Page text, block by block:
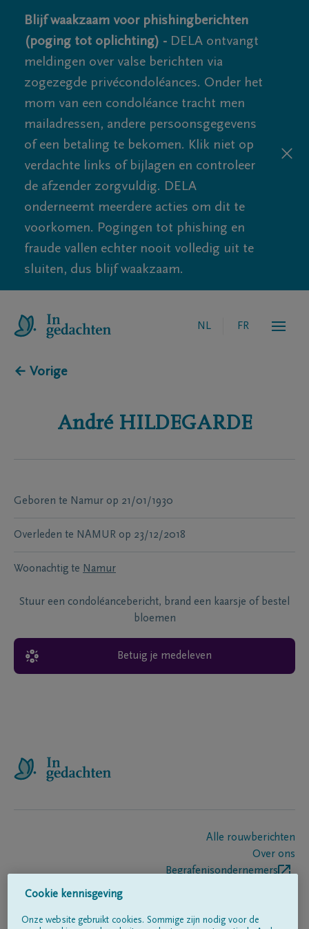
Blijf waakzaam voor phishingberichten
(poging tot oplichting) - DELA ontvangt
meldingen over valse berichten via
zogezegde privécondoléances. Onder het
mom van een condoléance tracht men
mailadressen, andere persoonsgegevens
of een betaling te bekomen. Klik niet op
verdachte links of bijlagen en controleer
de afzender zorgvuldig. DELA
onderneemt meerdere acties om dit te
voorkomen. Pogingen tot phishing en
fraude vallen echter nooit volledig uit te
sluiten, dus blijf waakzaam.
NL FR
← Vorige
André HILDEGARDE
Geboren te Namur op 21/01/1930
Overleden te NAMUR op 23/12/2018
Woonachtig te Namur
Stuur een condoléancebericht, brand een kaarsje of bestel
bloemen
Betuig je medeleven
Alle rouwberichten
Over ons
Begrafenisondernemers
Cookie kennisgeving
Onze website gebruikt cookies. Sommige zijn nodig voor de